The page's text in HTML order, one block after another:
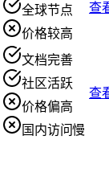
全球节点
价格较高
查
文档完善
社区活跃
价格偏高
国内访问慢
查